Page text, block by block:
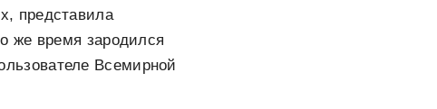
представила
же время зародился
Всемирной